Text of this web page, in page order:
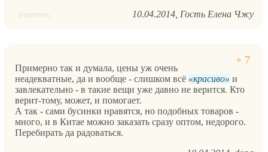
ответить 10.04.2014 Гость Елена Чжу
Примерно так и думала, цены уж очень
неадекватные, да и вообще - слишком всё
красиво
и
завлекательно - в такие вещи уже давно не верится. Кто
верит-тому, может, и помогает.
А так - сами бусинки нравятся, но подобных товаров -
много, и в Китае можно заказать сразу оптом, недорого.
Перебирать да радоваться.